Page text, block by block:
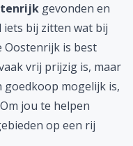
gevonden en
iets bij zitten wat bij
Oostenrijk is best
vrij prijzig is, maar
goedkoop mogelijk is,
jou te helpen
op een rij